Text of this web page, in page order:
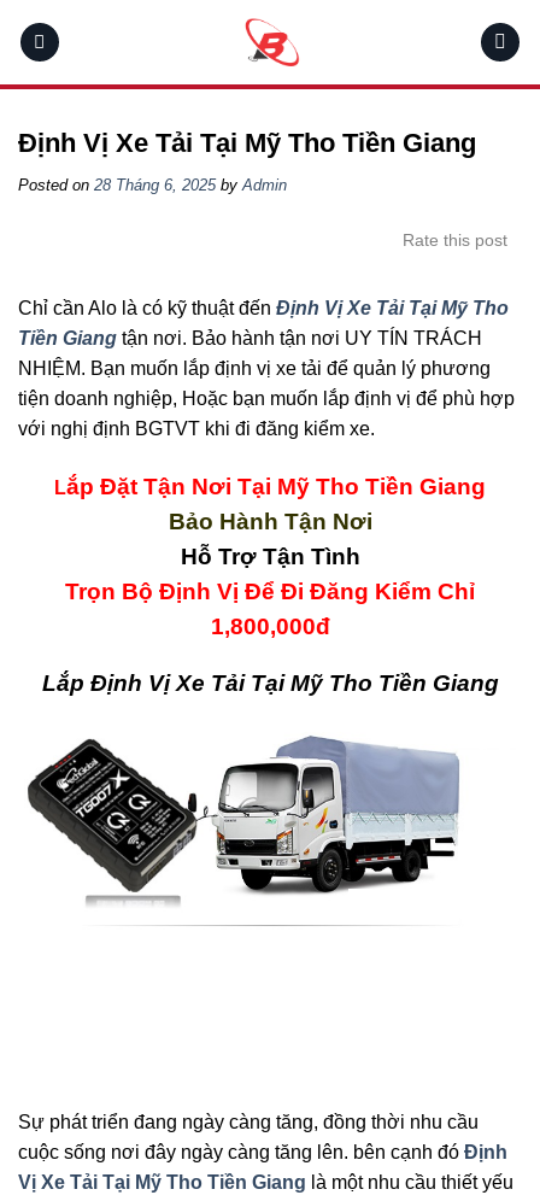
Định Vị Xe Tải Tại Mỹ Tho Tiền Giang
Posted on 28 Tháng 6, 2025byAdmin
Rate this post
Chỉ cần Alo là có kỹ thuật đến Định Vị Xe Tải Tại Mỹ Tho
Tiền Giang tận nơi. Bảo hành tận nơi UY TÍN TRÁCH
NHIỆM. Bạn muốn lắp định vị xe tải để quản lý phương
tiện doanh nghiệp, Hoặc bạn muốn lắp định vị để phù hợp
với nghị định BGTVT khi đi đăng kiểm xe.
Lắp Đặt Tận Nơi Tại Mỹ Tho Tiền Giang
Bảo Hành Tận Nơi
Hỗ Trợ Tận Tình
Trọn Bộ Định Vị Để Đi Đăng Kiểm Chỉ
1,800,000đ
Lắp Định Vị Xe Tải Tại Mỹ Tho Tiền Giang
Sự phát triển đang ngày càng tăng, đồng thời nhu cầu
cuộc sống nơi đây ngày càng tăng lên. bên cạnh đó Định
Vị Xe Tải Tại Mỹ Tho Tiền Giang là một nhu cầu thiết yếu